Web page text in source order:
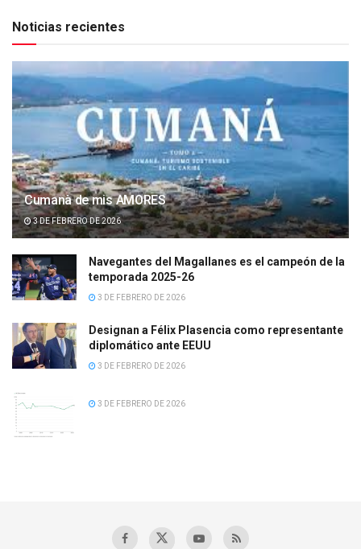
Noticias recientes
Cumanà de mis AMORES
3 DE FEBRERO DE 2026
Navegantes del Magallanes es el campeón de la
temporada 2025-26
3 DE FEBRERO DE 2026
Designan a Félix Plasencia como representante
diplomático ante EEUU
3 DE FEBRERO DE 2026
3 DE FEBRERO DE 2026